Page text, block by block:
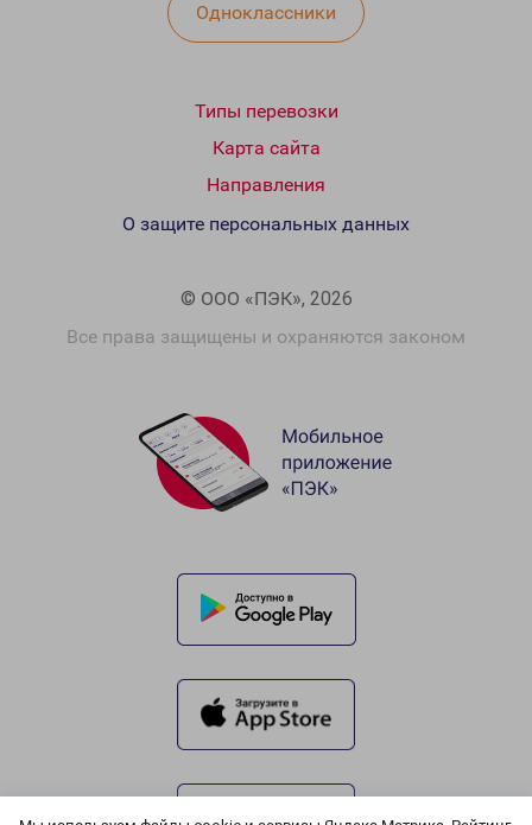
Одноклассники
Типы перевозки
Карта сайта
Направления
© ООО «ПЭК», 2026
Все права защищены и охраняются законом
О защите персональных данных